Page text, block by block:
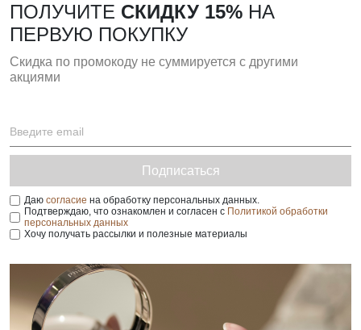
ПОЛУЧИТЕ СКИДКУ 15% НА
ПЕРВУЮ ПОКУПКУ
Скидка по промокоду не суммируется с другими
акциями
Подписаться
Даю согласие на обработку персональных данных.
Подтверждаю, что ознакомлен и согласен с Политикой обработки
персональных данных
Хочу получать рассылки и полезные материалы